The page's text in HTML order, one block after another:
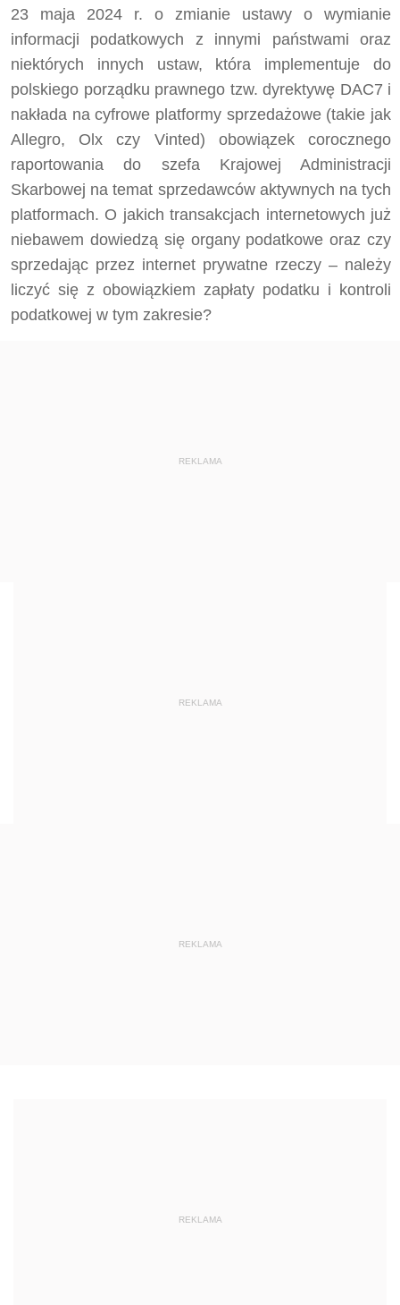
23 maja 2024 r. o zmianie ustawy o wymianie
informacji podatkowych z innymi państwami oraz
niektórych innych ustaw, która implementuje do
polskiego porządku prawnego tzw. dyrektywę DAC7 i
nakłada na cyfrowe platformy sprzedażowe (takie jak
Allegro, Olx czy Vinted) obowiązek corocznego
raportowania do szefa Krajowej Administracji
Skarbowej na temat sprzedawców aktywnych na tych
platformach. O jakich transakcjach internetowych już
niebawem dowiedzą się organy podatkowe oraz czy
sprzedając przez internet prywatne rzeczy – należy
liczyć się z obowiązkiem zapłaty podatku i kontroli
podatkowej w tym zakresie?
REKLAMA
REKLAMA
REKLAMA
REKLAMA